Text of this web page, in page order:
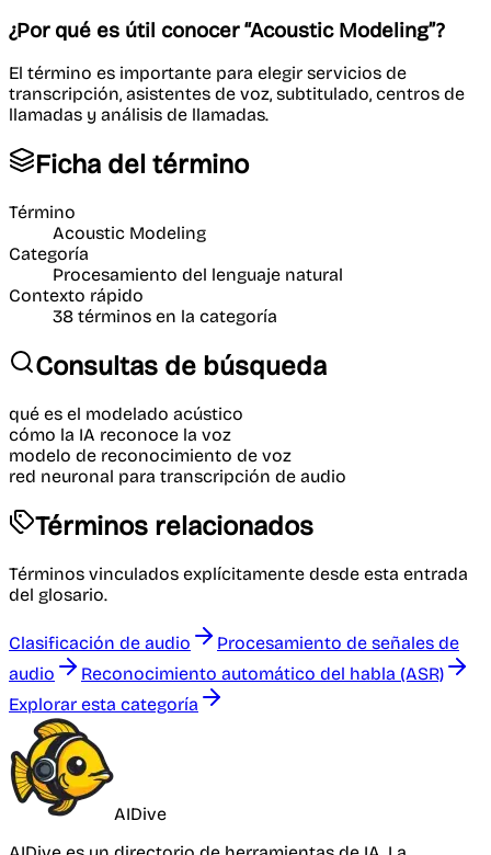
¿Por qué es útil conocer “Acoustic Modeling”?
El término es importante para elegir servicios de
transcripción, asistentes de voz, subtitulado, centros de
llamadas y análisis de llamadas.
Ficha del término
Término
Acoustic Modeling
Categoría
Procesamiento del lenguaje natural
Contexto rápido
38 términos en la categoría
Consultas de búsqueda
qué es el modelado acústico
cómo la IA reconoce la voz
modelo de reconocimiento de voz
red neuronal para transcripción de audio
Términos relacionados
Términos vinculados explícitamente desde esta entrada
del glosario.
Clasificación de audio
Procesamiento de señales de
audio
Reconocimiento automático del habla (ASR)
Explorar esta categoría
AIDive